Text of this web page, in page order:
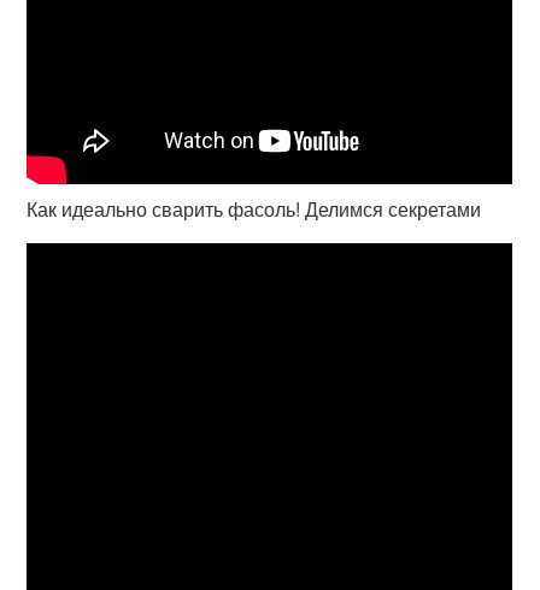
Как идеально сварить фасоль! Делимся секретами